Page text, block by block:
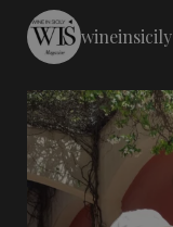
wineinsicily